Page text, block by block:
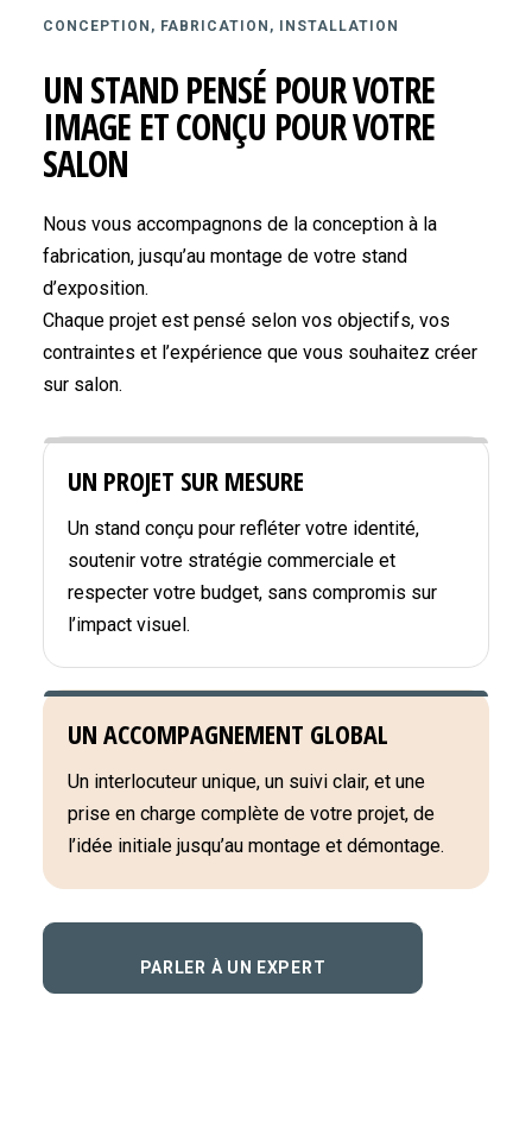
CONCEPTION, FABRICATION, INSTALLATION
UN STAND PENSÉ POUR VOTRE
IMAGE ET CONÇU POUR VOTRE
SALON
Nous vous accompagnons de la conception à la
fabrication, jusqu’au montage de votre stand
d’exposition.
Chaque projet est pensé selon vos objectifs, vos
contraintes et l’expérience que vous souhaitez créer
sur salon.
UN PROJET SUR MESURE
Un stand conçu pour refléter votre identité,
soutenir votre stratégie commerciale et
respecter votre budget, sans compromis sur
l’impact visuel.
UN ACCOMPAGNEMENT GLOBAL
Un interlocuteur unique, un suivi clair, et une
prise en charge complète de votre projet, de
l’idée initiale jusqu’au montage et démontage.
PARLER À UN EXPERT